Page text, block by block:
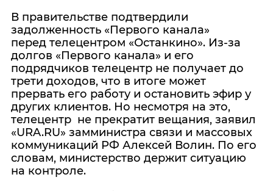
В правительстве подтвердили
задолженность «Первого канала»
перед телецентром «Останкино». Из-за
долгов «Первого канала» и его
подрядчиков телецентр не получает до
трети доходов, что в итоге может
прервать его работу и остановить эфир у
других клиентов. Но несмотря на это,
телецентр не прекратит вещания, заявил
«URA.RU» замминистра связи и массовых
коммуникаций РФ Алексей Волин. По его
словам, министерство держит ситуацию
на контроле.